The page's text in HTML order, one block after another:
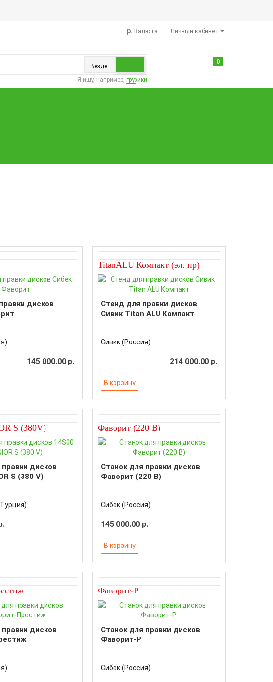
Личный кабинет
р. Валюта
Везде
Я ищу, например,грузики
0
дисков
145 000.00 р.
TitanALU Компакт (эл. пр)
Стенд для правки дисков
Сивик Titan ALU Компакт
Сивик (Россия)
214 000.00 р.
В корзину
S (380V)
дисков
S (380 V)
Фаворит (220 В)
Станок для правки дисков
Фаворит (220 В)
Сибек (Россия)
145 000.00 р.
В корзину
дисков
Фаворит-Р
Станок для правки дисков
Фаворит-Р
Сибек (Россия)